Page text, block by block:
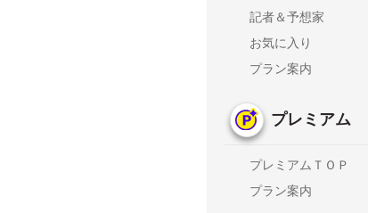
記者＆予想家
お気に入り
プラン案内
プレミアム
プレミアムＴＯＰ
プラン案内